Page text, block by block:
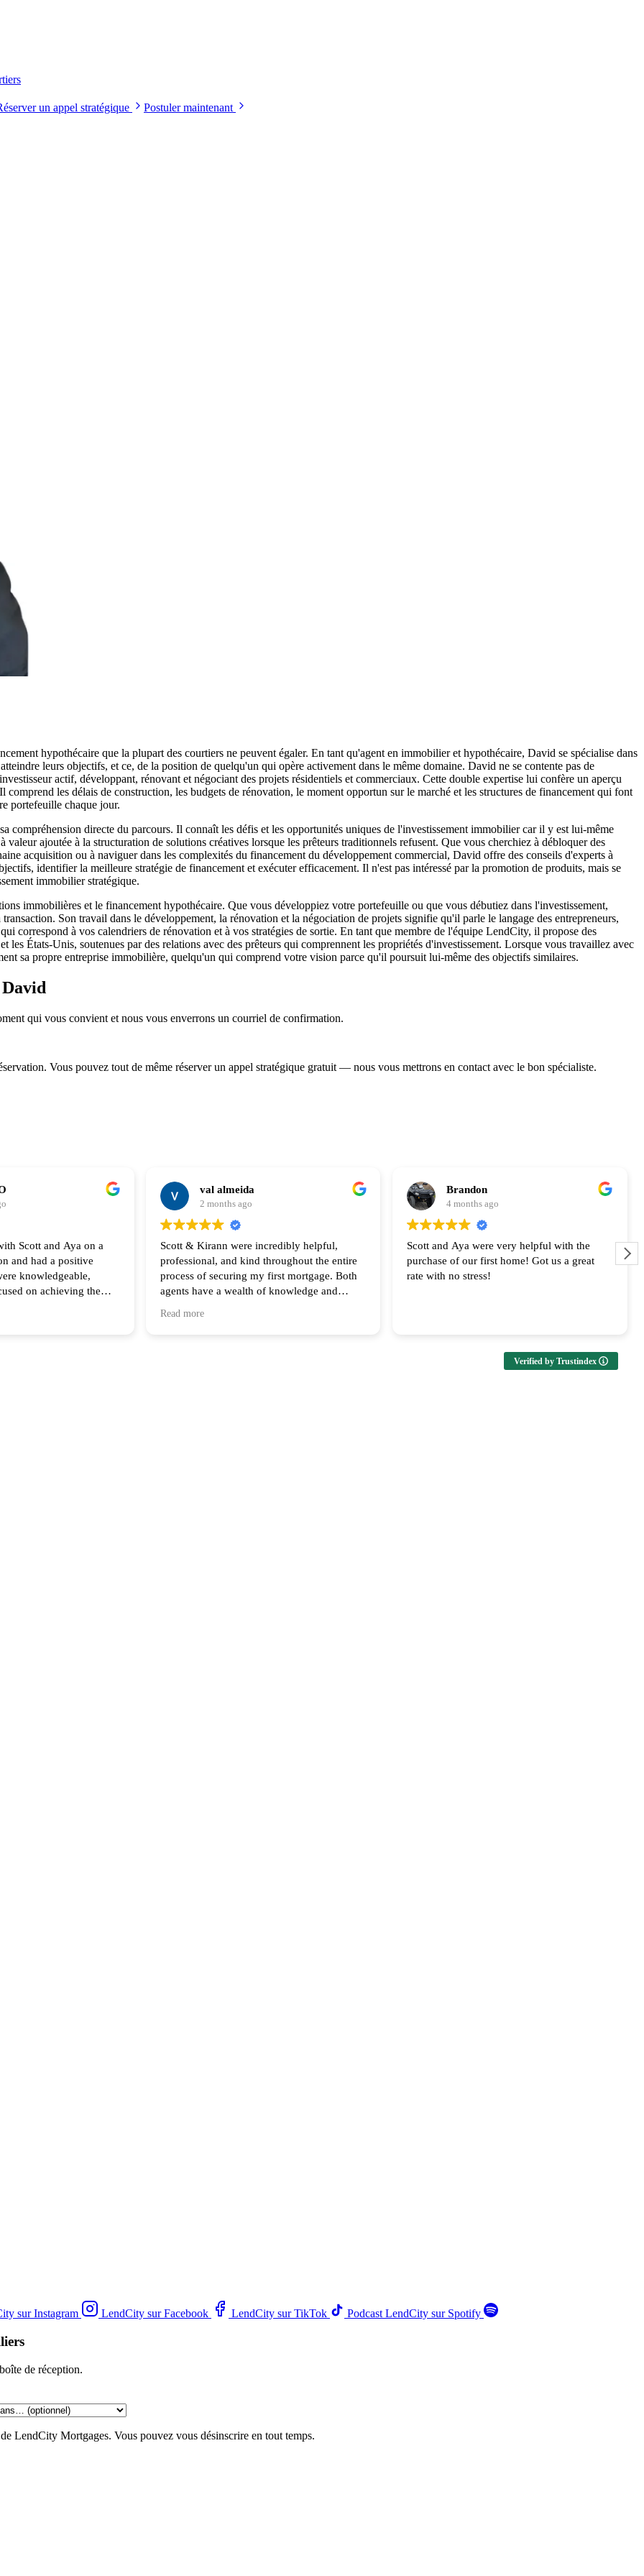
un appel stratégique Postuler maintenant
hypothécaire que la plupart des courtiers ne peuvent égaler. En tant qu'agent en immobilier et hypothécaire, David se spécialise dans
leurs objectifs, et ce, de la position de quelqu'un qui opère activement dans le même domaine. David ne se contente pas de
actif, développant, rénovant et négociant des projets résidentiels et commerciaux. Cette double expertise lui confère un aperçu
les délais de construction, les budgets de rénovation, le moment opportun sur le marché et les structures de financement qui font
portefeuille chaque jour.
compréhension directe du parcours. Il connaît les défis et les opportunités uniques de l'investissement immobilier car il y est lui-même
ajoutée à la structuration de solutions créatives lorsque les prêteurs traditionnels refusent. Que vous cherchiez à débloquer des
acquisition ou à naviguer dans les complexités du financement du développement commercial, David offre des conseils d'experts à
identifier la meilleure stratégie de financement et exécuter efficacement. Il n'est pas intéressé par la promotion de produits, mais se
immobilier stratégique.
immobilières et le financement hypothécaire. Que vous développiez votre portefeuille ou que vous débutiez dans l'investissement,
Son travail dans le développement, la rénovation et la négociation de projets signifie qu'il parle le langage des entrepreneurs,
correspond à vos calendriers de rénovation et à vos stratégies de sortie. En tant que membre de l'équipe LendCity, il propose des
les États-Unis, soutenues par des relations avec des prêteurs qui comprennent les propriétés d'investissement. Lorsque vous travaillez avec
sa propre entreprise immobilière, quelqu'un qui comprend votre vision parce qu'il poursuit lui-même des objectifs similaires.
qui vous convient et nous vous enverrons un courriel de confirmation.
Vous pouvez tout de même réserver un appel stratégique gratuit — nous vous mettrons en contact avec le bon spécialiste.
Scott and Aya on a
and had a positive
on achieving the
val almeida
2 months ago
Scott & Kirann were incredibly helpful,
professional, and kind throughout the entire
process of securing my first mortgage. Both
agents have a wealth of knowledge and
Read more
Brandon
4 months ago
Scott and Aya were very helpful with the
purchase of our first home! Got us a great
rate with no stress!
Verified by Trustindex
sur Instagram LendCity sur Facebook LendCity sur TikTok Podcast LendCity sur Spotify
de réception.
LendCity Mortgages. Vous pouvez vous désinscrire en tout temps.